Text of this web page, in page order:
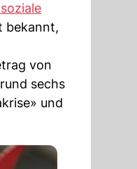
bekannt,
von
sechs
und